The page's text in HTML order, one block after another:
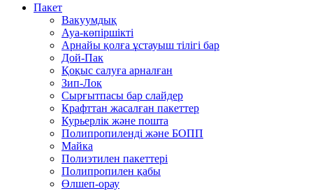
Пакет
Вакуумдық
Ауа-көпіршікті
Арнайы қолға ұстауыш тілігі бар
Дой-Пак
Қоқыс салуға арналған
Зип-Лок
Сырғытпасы бар слайдер
Крафттан жасалған пакеттер
Курьерлік және пошта
Полипропиленді және БОПП
Майка
Полиэтилен пакеттері
Полипропилен қабы
Өлшеп-орау